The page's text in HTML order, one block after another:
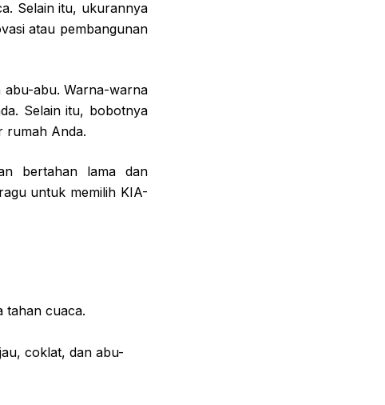
Selain itu, ukurannya
atau pembangunan
abu-abu. Warna-warna
Selain itu, bobotnya
rumah Anda.
bertahan lama dan
untuk memilih KIA-
tahan cuaca.
coklat, dan abu-